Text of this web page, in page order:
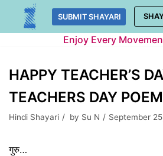
Skip
SUBMIT SHAYARI
Enjoy Every
HAPPY TEACHER’S
TEACHERS DAY POEM
Hindi Shayari by Su N September
गुरु…